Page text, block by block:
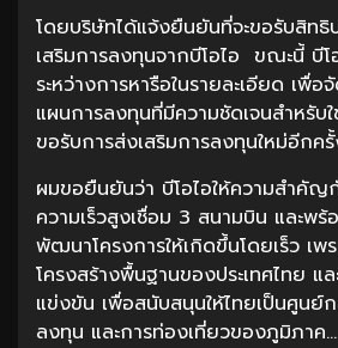
โดยบริษัทได้แจ้งยืนยันที่จะขอรับสิทธิ
เสริมการลงทุนจากบีโอไอ ขณะนี้ บีโ
ระหว่างการหารือในรายละเอียด เพื่อ
แผนการลงทุนที่มีความชัดเจนสำหรับ
ขอรับการส่งเสริมการลงทุนใหม่อีกค
ผมขอยืนยันว่า บีโอไอให้ความสำคัญ
ความเร็วสูงเชื่อม 3 สนามบิน และพ
พัฒนาโครงการให้เกิดขึ้นโดยเร็ว เพ
โครงสร้างพื้นฐานของประเทศไทย แ
แข่งขัน เพื่อสนับสนุนให้ไทยเป็นศูนย์
ลงทุน และการท่องเที่ยวของภูมิภาค…